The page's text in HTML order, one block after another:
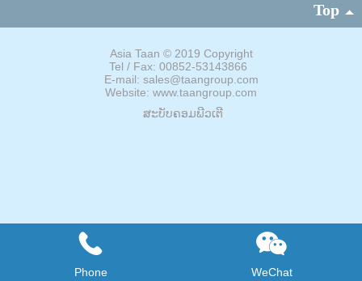
Top
Asia Taan © 2019 Copyright
Tel / Fax: 00852-53143866
E-mail: sales@taangroup.com
Website: www.taangroup.com
ສະບັບຄອມພີວເຕີ
Phone WeChat